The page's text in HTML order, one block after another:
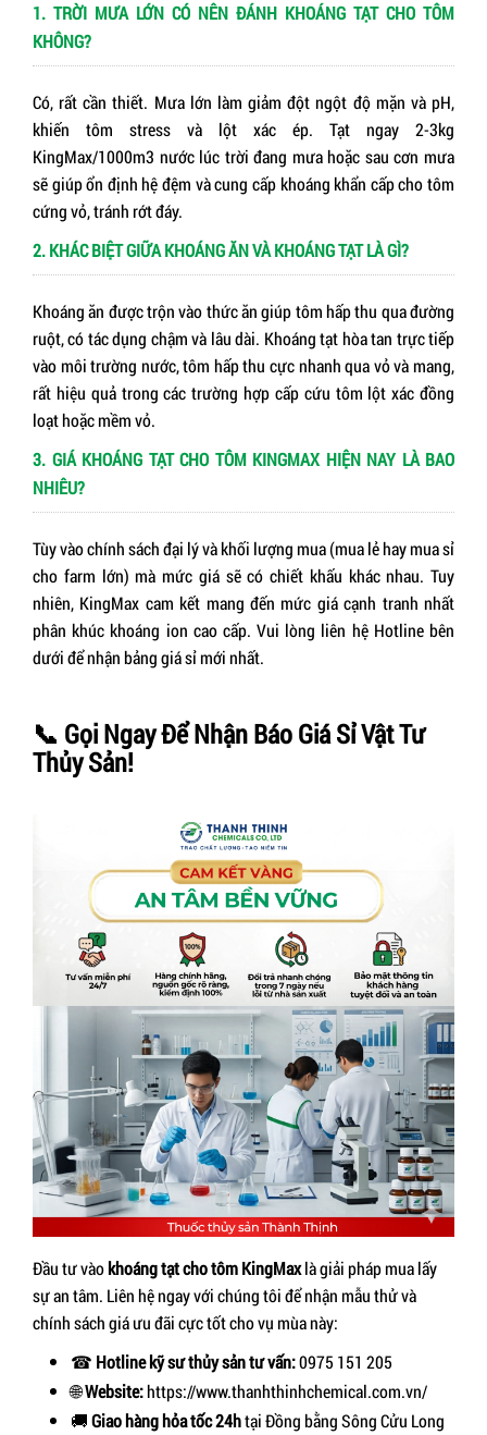
1. TRỜI MƯA LỚN CÓ NÊN ĐÁNH KHOÁNG TẠT CHO TÔM
KHÔNG?
Có, rất cần thiết. Mưa lớn làm giảm đột ngột độ mặn và pH,
khiến tôm stress và lột xác ép. Tạt ngay 2-3kg
KingMax/1000m3 nước lúc trời đang mưa hoặc sau cơn mưa
sẽ giúp ổn định hệ đệm và cung cấp khoáng khẩn cấp cho tôm
cứng vỏ, tránh rớt đáy.
2. KHÁC BIỆT GIỮA KHOÁNG ĂN VÀ KHOÁNG TẠT LÀ GÌ?
Khoáng ăn được trộn vào thức ăn giúp tôm hấp thu qua đường
ruột, có tác dụng chậm và lâu dài. Khoáng tạt hòa tan trực tiếp
vào môi trường nước, tôm hấp thu cực nhanh qua vỏ và mang,
rất hiệu quả trong các trường hợp cấp cứu tôm lột xác đồng
loạt hoặc mềm vỏ.
3. GIÁ KHOÁNG TẠT CHO TÔM KINGMAX HIỆN NAY LÀ BAO
NHIÊU?
Tùy vào chính sách đại lý và khối lượng mua (mua lẻ hay mua sỉ
cho farm lớn) mà mức giá sẽ có chiết khấu khác nhau. Tuy
nhiên, KingMax cam kết mang đến mức giá cạnh tranh nhất
phân khúc khoáng ion cao cấp. Vui lòng liên hệ Hotline bên
dưới để nhận bảng giá sỉ mới nhất.
📞 Gọi Ngay Để Nhận Báo Giá Sỉ Vật Tư
Thủy Sản!
Đầu tư vàokhoáng tạt cho tôm KingMaxlà giải pháp mua lấy
sự an tâm. Liên hệ ngay với chúng tôi để nhận mẫu thử và
chính sách giá ưu đãi cực tốt cho vụ mùa này:
☎ Hotline kỹ sư thủy sản tư vấn:0975 151 205
🌐Website:https://www.thanhthinhchemical.com.vn/
🚚Giao hàng hỏa tốc 24htại Đồng bằng Sông Cửu Long